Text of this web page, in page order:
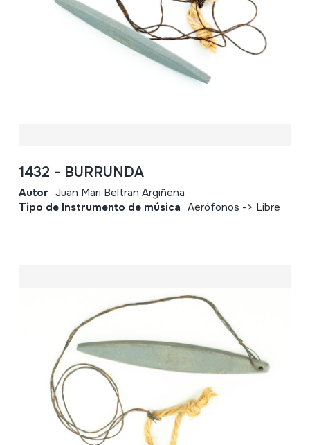
1432 - BURRUNDA
Autor Juan Mari Beltran Argiñena
Tipo de Instrumento de música Aerófonos -> Libre